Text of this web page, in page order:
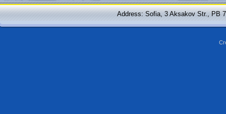
Address: Sofia, 3 Aksakov Str., PB